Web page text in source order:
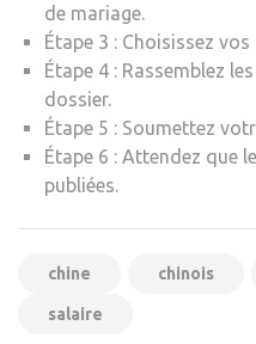
de mariage.
Étape 3 : Choisissez
Étape 4 : Rassemblez
dossier.
Étape 5 : Soumettez
Étape 6 : Attendez que
publiées.
chine chinois
salaire